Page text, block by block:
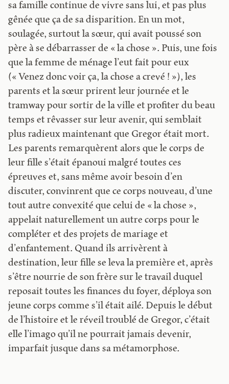
sa famille continue de vivre sans lui, et pas plus
gênée que ça de sa disparition. En un mot,
soulagée, surtout la sœur, qui avait poussé son
père à se débarrasser de « la chose ». Puis, une fois
que la femme de ménage l’eut fait pour eux
(« Venez donc voir ça, la chose a crevé ! »), les
parents et la sœur prirent leur journée et le
tramway pour sortir de la ville et profiter du beau
temps et rêvasser sur leur avenir, qui semblait
plus radieux maintenant que Gregor était mort.
Les parents remarquèrent alors que le corps de
leur fille s’était épanoui malgré toutes ces
épreuves et, sans même avoir besoin d’en
discuter, convinrent que ce corps nouveau, d’une
tout autre convexité que celui de « la chose »,
appelait naturellement un autre corps pour le
compléter et des projets de mariage et
d’enfantement. Quand ils arrivèrent à
destination, leur fille se leva la première et, après
s’être nourrie de son frère sur le travail duquel
reposait toutes les finances du foyer, déploya son
jeune corps comme s’il était ailé. Depuis le début
de l’histoire et le réveil troublé de Gregor, c’était
elle l’imago qu’il ne pourrait jamais devenir,
imparfait jusque dans sa métamorphose.